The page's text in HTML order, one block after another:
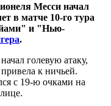
Месси начал
в матче 10-го тура
и "Нью-
.
голевую атаку,
к ничьей.
с 19-ю очками на